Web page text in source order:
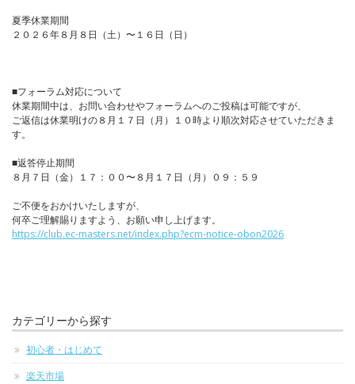
夏季休業期間
２０２６年８月８日（土）〜１６日（日）
■フォーラム対応について
休業期間中は、お問い合わせやフォーラムへのご投稿は可能ですが、
ご返信は休業明けの８月１７日（月）１０時より順次対応させていただきま
す。
■返答停止期間
８月７日（金）１７：００〜８月１７日（月）０９：５９
ご不便をおかけいたしますが、
何卒ご理解賜りますよう、お願い申し上げます。
https://club.ec-masters.net/index.php?ecm-notice-obon2026
カテゴリーから探す
初心者・はじめて
楽天市場